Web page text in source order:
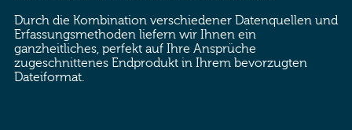
Durch die Kombination verschiedener Datenquellen und
Erfassungsmethoden liefern wir Ihnen ein
ganzheitliches, perfekt auf Ihre Ansprüche
zugeschnittenes Endprodukt in Ihrem bevorzugten
Dateiformat.